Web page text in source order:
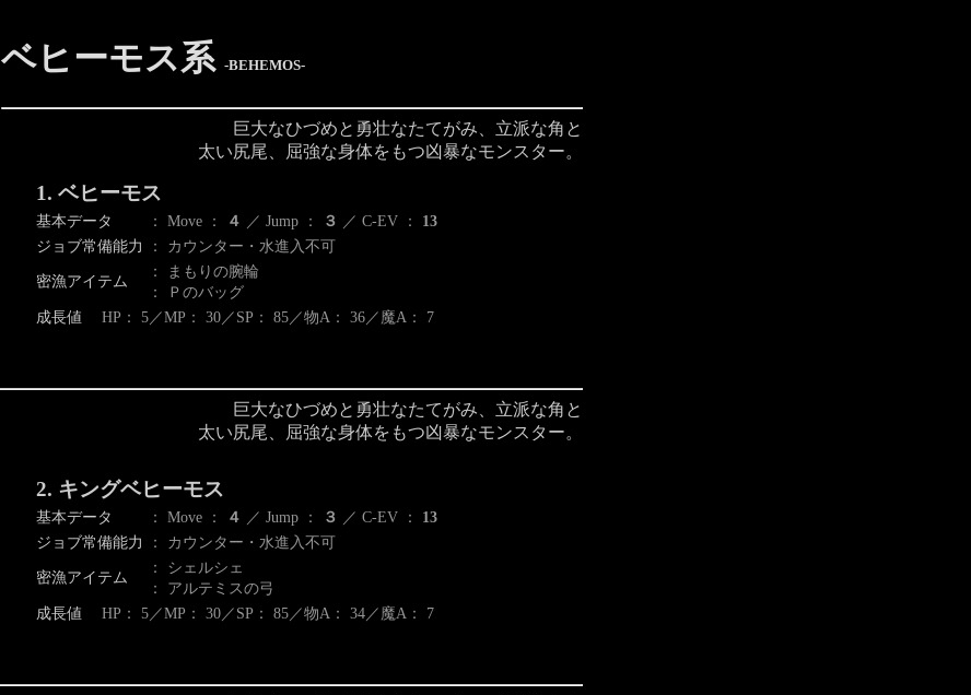
ベヒーモス系 -BEHEMOS-
巨大なひづめと勇壮なたてがみ、立派な角と
太い尻尾、屈強な身体をもつ凶暴なモンスター。
1. ベヒーモス
基本データ ： Move ： ４ ／ Jump ： ３ ／ C-EV ： 13
ジョブ常備能力
： カウンター・水進入不可
密漁アイテム
： まもりの腕輪
： Ｐのバッグ
成長値 HP： 5／MP： 30／SP： 85／物A： 36／魔A： 7
巨大なひづめと勇壮なたてがみ、立派な角と
太い尻尾、屈強な身体をもつ凶暴なモンスター。
2. キングベヒーモス
基本データ ： Move ： ４ ／ Jump ： ３ ／ C-EV ： 13
ジョブ常備能力
： カウンター・水進入不可
密漁アイテム
： シェルシェ
： アルテミスの弓
成長値 HP： 5／MP： 30／SP： 85／物A： 34／魔A： 7